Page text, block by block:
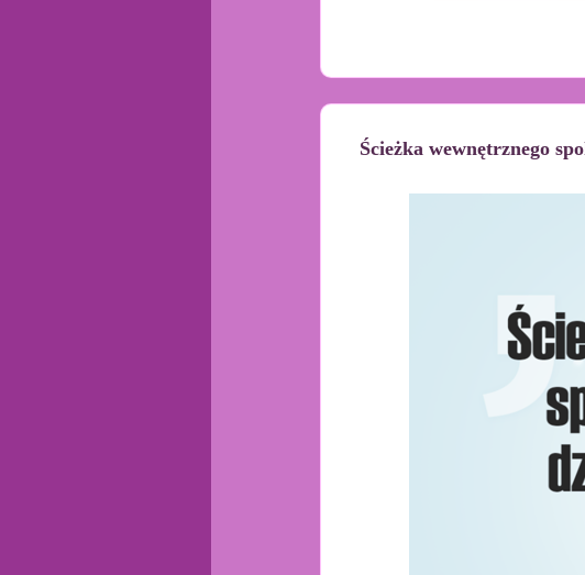
Ścieżka wewnętrznego